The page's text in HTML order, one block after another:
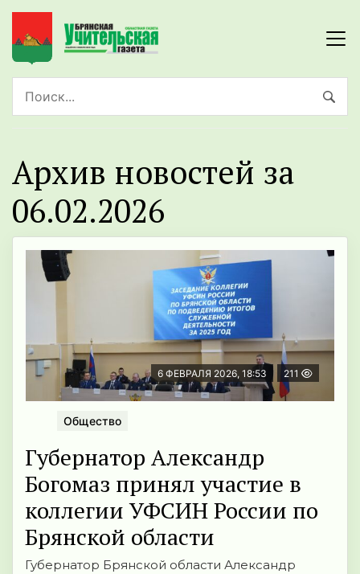
Архив новостей за
06.02.2026
6 ФЕВРАЛЯ 2026, 18:53 211
Общество
Губернатор Александр
Богомаз принял участие в
коллегии УФСИН России по
Брянской области
Губернатор Брянской области Александр